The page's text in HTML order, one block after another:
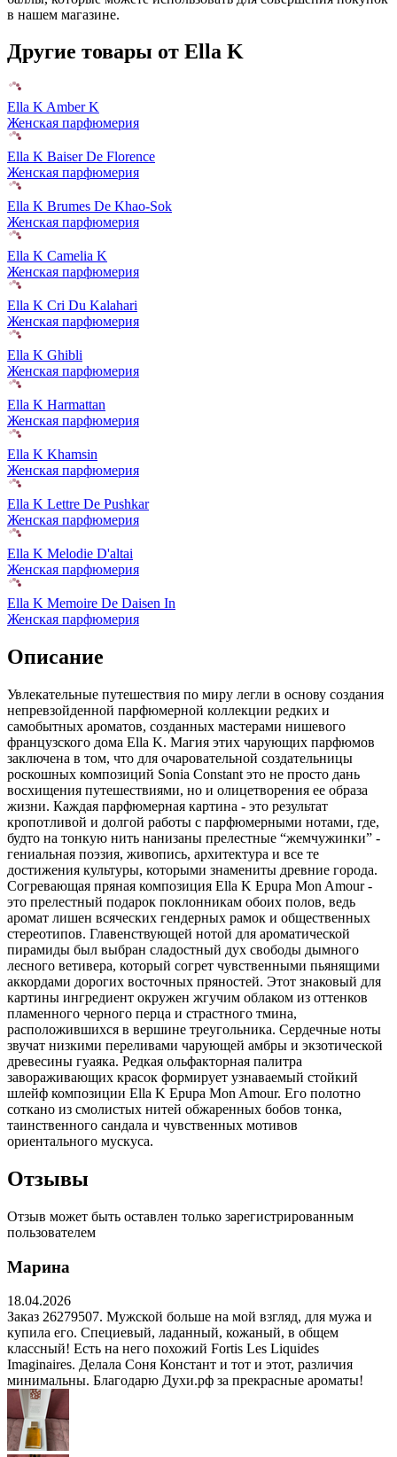
в нашем магазине.
Другие товары от Ella K
Ella K Amber K
Женская парфюмерия
Ella K Baiser De Florence
Женская парфюмерия
Ella K Brumes De Khao-Sok
Женская парфюмерия
Ella K Camelia K
Женская парфюмерия
Ella K Cri Du Kalahari
Женская парфюмерия
Ella K Ghibli
Женская парфюмерия
Ella K Harmattan
Женская парфюмерия
Ella K Khamsin
Женская парфюмерия
Ella K Lettre De Pushkar
Женская парфюмерия
Ella K Melodie D'altai
Женская парфюмерия
Ella K Memoire De Daisen In
Женская парфюмерия
Описание
Увлекательные путешествия по миру легли в основу создания
непревзойденной парфюмерной коллекции редких и
самобытных ароматов, созданных мастерами нишевого
французского дома Ella K. Магия этих чарующих парфюмов
заключена в том, что для очаровательной создательницы
роскошных композиций Sonia Constant это не просто дань
восхищения путешествиями, но и олицетворения ее образа
жизни. Каждая парфюмерная картина - это результат
кропотливой и долгой работы с парфюмерными нотами, где,
будто на тонкую нить нанизаны прелестные “жемчужинки” -
гениальная поэзия, живопись, архитектура и все те
достижения культуры, которыми знамениты древние города.
Согревающая пряная композиция Ella K Epupa Mon Amour -
это прелестный подарок поклонникам обоих полов, ведь
аромат лишен всяческих гендерных рамок и общественных
стереотипов. Главенствующей нотой для ароматической
пирамиды был выбран сладостный дух свободы дымного
лесного ветивера, который согрет чувственными пьянящими
аккордами дорогих восточных пряностей. Этот знаковый для
картины ингредиент окружен жгучим облаком из оттенков
пламенного черного перца и страстного тмина,
расположившихся в вершине треугольника. Сердечные ноты
звучат низкими переливами чарующей амбры и экзотической
древесины гуаяка. Редкая ольфакторная палитра
завораживающих красок формирует узнаваемый стойкий
шлейф композиции Ella K Epupa Mon Amour. Его полотно
соткано из смолистых нитей обжаренных бобов тонка,
таинственного сандала и чувственных мотивов
ориентального мускуса.
Отзывы
Отзыв может быть оставлен только зарегистрированным
пользователем
Марина
18.04.2026
Заказ 26279507. Мужской больше на мой взгляд, для мужа и
купила его. Специевый, ладанный, кожаный, в общем
классный! Есть на него похожий Fortis Les Liquides
Imaginaires. Делала Соня Констант и тот и этот, различия
минимальны. Благодарю Духи.рф за прекрасные ароматы!